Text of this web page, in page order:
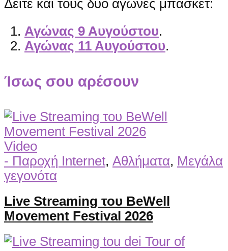
Δείτε και τους δύο αγώνες μπάσκετ:
Αγώνας 9 Αυγούστου.
Αγώνας 11 Αυγούστου.
Ίσως σου αρέσουν
Video
- Παροχή Internet, Αθλήματα, Μεγάλα
γεγονότα
Live Streaming του BeWell
Movement Festival 2026